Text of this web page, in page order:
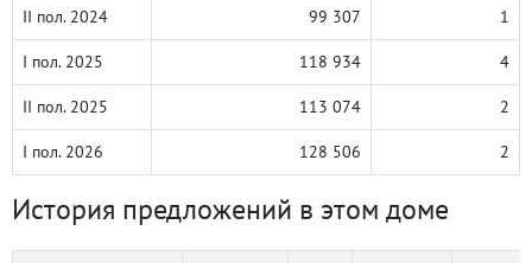
II пол. 2024 99 307 1
I пол. 2025 118 934 4
II пол. 2025 113 074 2
I пол. 2026 128 506 2
История предложений в этом доме